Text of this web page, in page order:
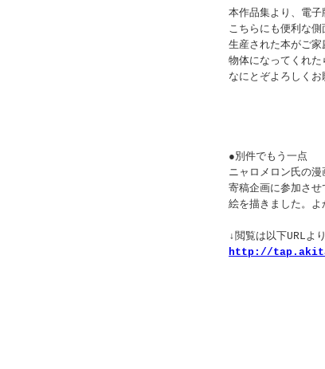
本作品集より、電子
こちらにも便利な
生産された本がご
物体になってくれ
なにとぞよろしくお
●別件でもう一点
ニャロメロン氏の漫
寄稿企画に参加さ
絵を描きました。
↓閲覧は以下URLより
http://